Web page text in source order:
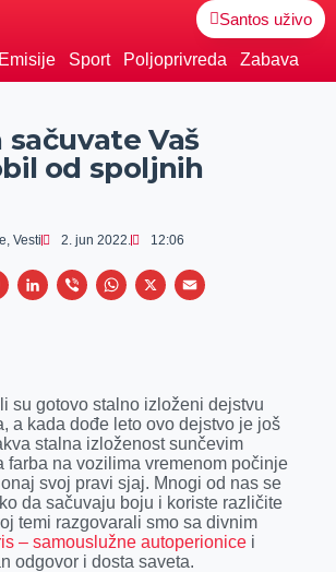
Santos uživo
Emisije Sport Poljoprivreda Zabava
sačuvate Vaš
od spoljnih
, Vesti 2. jun 2022. 12:06
M
e
n
g
e
r
L
e
d
I
n
V
r
W
s
A
p
p
X
E
l
su gotovo stalno izloženi dejstvu
a kada dođe leto ovo dejstvo je još
stalna izloženost sunčevim
farba na vozilima vremenom počinje
svoj pravi sjaj. Mnogi od nas se
da sačuvaju boju i koriste različite
temi razgovarali smo sa divnim
– samouslužne autoperionicei
odgovor i dosta saveta.